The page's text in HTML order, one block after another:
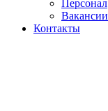
Персонал
Вакансии
Контакты